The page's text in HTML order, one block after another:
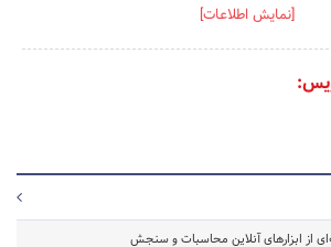
[نمایش اطلاعات]
از ابزارهای آنلاین محاسبات و سنجش